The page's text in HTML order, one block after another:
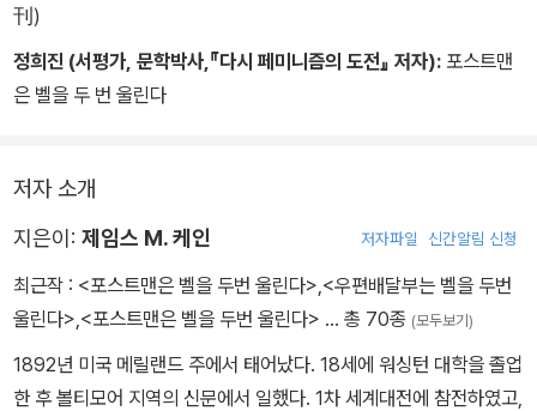
刊)
정희진 (서평가, 문학박사,『다시 페미니즘의 도전』 저자): 포스트맨
은 벨을 두 번 울린다
저자 소개
지은이: 제임스 M. 케인 저자파일 신간알림 신청
최근작 : <포스트맨은 벨을 두번 울린다> <우편배달부는 벨을 두번
울린다> <포스트맨은 벨을 두번 울린다> … 총 70종 (모두보기)
1892년 미국 메릴랜드 주에서 태어났다. 18세에 워싱턴 대학을 졸업
한 후 볼티모어 지역의 신문에서 일했다. 1차 세계대전에 참전하였고,